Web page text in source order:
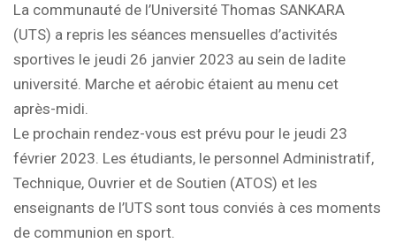
La communauté de l’Université Thomas SANKARA
(UTS) a repris les séances mensuelles d’activités
sportives le jeudi 26 janvier 2023 au sein de ladite
université. Marche et aérobic étaient au menu cet
après-midi.
Le prochain rendez-vous est prévu pour le jeudi 23
février 2023. Les étudiants, le personnel Administratif,
Technique, Ouvrier et de Soutien (ATOS) et les
enseignants de l’UTS sont tous conviés à ces moments
de communion en sport.